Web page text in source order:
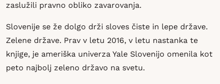
zaslužili pravno obliko zavarovanja.
Slovenije se že dolgo drži sloves čiste in lepe države.
Zelene države. Prav v letu 2016, v letu nastanka te
knjige, je ameriška univerza Yale Slovenijo omenila kot
peto najbolj zeleno državo na svetu.